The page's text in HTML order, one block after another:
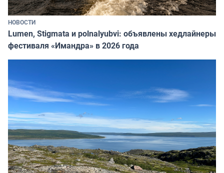
НОВОСТИ
Lumen, Stigmata и polnalyubvi: объявлены хедлайнеры
фестиваля «Имандра» в 2026 года